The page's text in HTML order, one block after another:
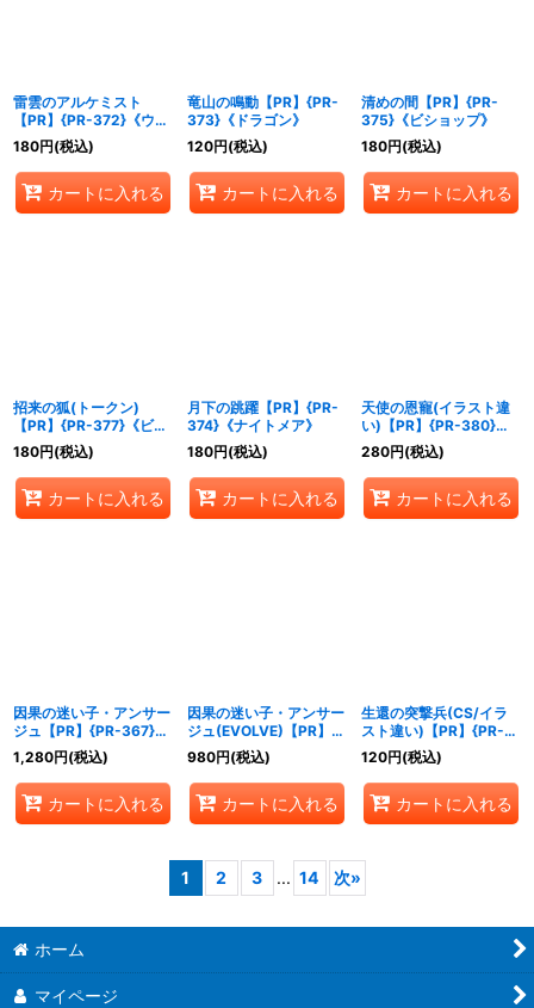
雷雲のアルケミスト
【PR】{PR-372}《ウィ
ッチ》
180円(税込)
カートに入れる
竜山の鳴動【PR】{PR-
373}《ドラゴン》
120円(税込)
カートに入れる
清めの間【PR】{PR-
375}《ビショップ》
180円(税込)
カートに入れる
招来の狐(トークン)
【PR】{PR-377}《ビシ
ョップ》
180円(税込)
カートに入れる
月下の跳躍【PR】{PR-
374}《ナイトメア》
180円(税込)
カートに入れる
天使の恩寵(イラスト違
い)【PR】{PR-380}
《ニュートラル》
280円(税込)
カートに入れる
因果の迷い子・アンサー
ジュ【PR】{PR-367}
《ナイトメア》
1,280円(税込)
カートに入れる
因果の迷い子・アンサー
ジュ(EVOLVE)【PR】
{PR-368}《ナイトメ
ア》
980円(税込)
カートに入れる
生還の突撃兵(CS/イラ
スト違い)【PR】{PR-
366}《ロイヤル》
120円(税込)
カートに入れる
1 2 3 ... 14 次»
ホーム
マイページ